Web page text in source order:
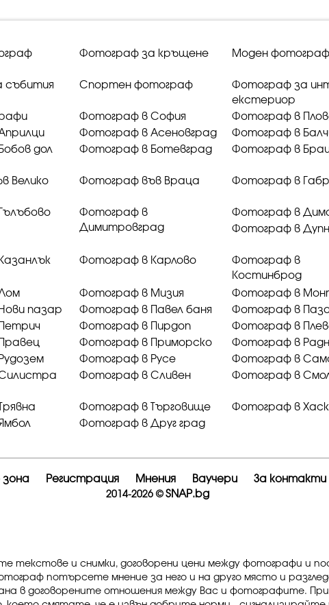
Фотограф за кръщене Моден фотограф
събития Спортен фотограф
Фотограф за
екстериор
Фотограф в София Фотограф в
Фотограф в Асеновград Фотограф в
дол Фотограф в Ботевград Фотограф в
Велико
Фотограф във Враца Фотограф в
Фотограф в
Димитровград
Фотограф в
Фотограф в
Фотограф в Карлово
Фотограф в
Костинброд
Фотограф в Мизия Фотограф в
пазар Фотограф в Павел баня Фотограф в
Фотограф в Пирдоп Фотограф в
Фотограф в Приморско Фотограф в
Фотограф в Русе Фотограф в
Фотограф в Сливен Фотограф в
Фотограф в Търговище Фотограф в
Фотограф в Друг град
Регистрация Мнения Ваучери За контакти
2014-2026 © SNAP.bg
текстове и снимки, договорени цени между фотографи и
потърсете мнение за него и на друго място и
в договорените отношения между Вас и фотографите.